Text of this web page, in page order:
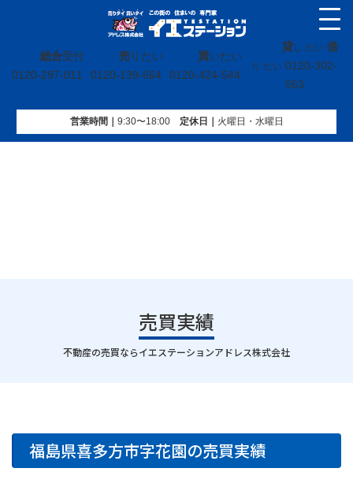
総合受付
0120-297-011
売りたい
0120-139-664
買いたい
0120-424-544
貸し たい 借
り たい 0120-302-
563
営業時間｜ 9:30〜18:00定休⽇｜ 火曜⽇・水曜⽇
イエステーション»売買実績»土地»福島県喜多方市字花園
売買実績
｜
不動産の売買ならイエステーションアドレス株式会社
福島県喜多方市字花園の売買実績